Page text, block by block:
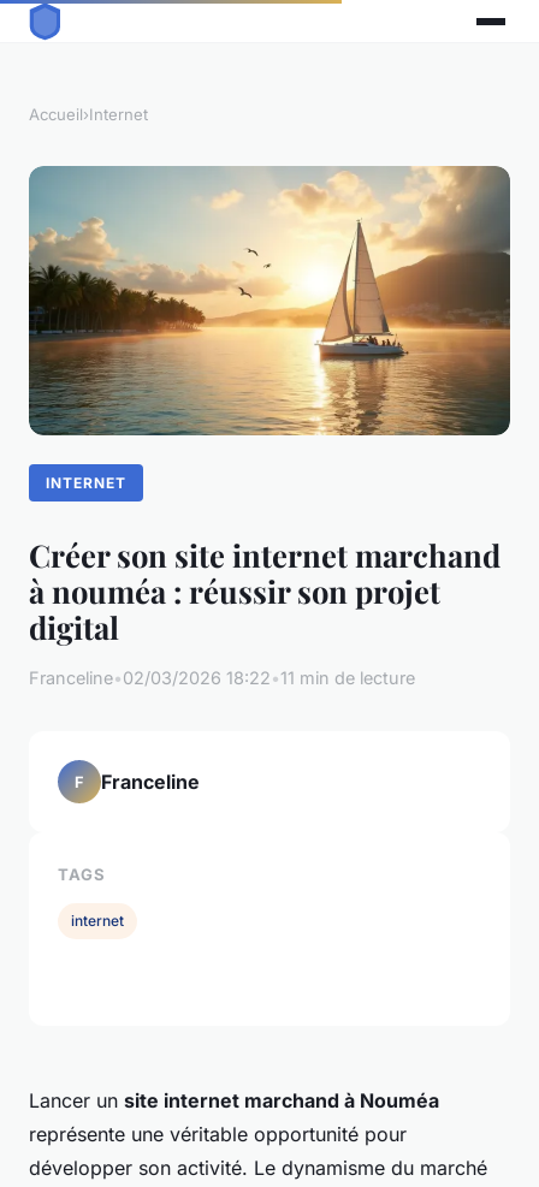
Accueil›Internet
INTERNET
Créer son site internet marchand
à nouméa : réussir son projet
digital
Franceline•02/03/2026 18:22•11 min de lecture
Lancer un site internet marchand à Nouméa
représente une véritable opportunité pour
développer son activité. Le dynamisme du marché
F Franceline
TAGS
internet